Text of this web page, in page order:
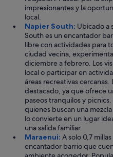
impresionantes y la
local.
Napier South: Ubicado a
South es un encantador
libre con actividades para
ciudad vecina,
diciembre a febrero. Los
local o participar en
áreas recreativas
destacado, ya que ofrece
paseos tranquilos y
quienes buscan una
lo convierte en un lugar
una salida familiar.
Maraenui: A solo 0,7
encantador barrio que